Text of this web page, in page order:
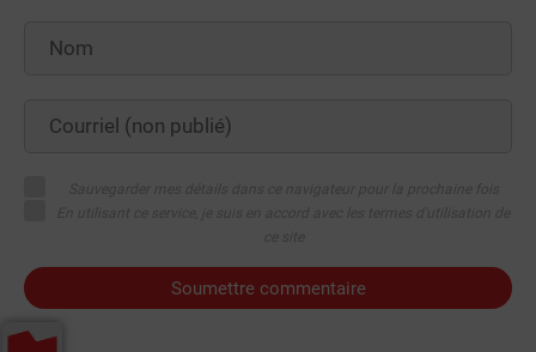
Soumettre commentaire